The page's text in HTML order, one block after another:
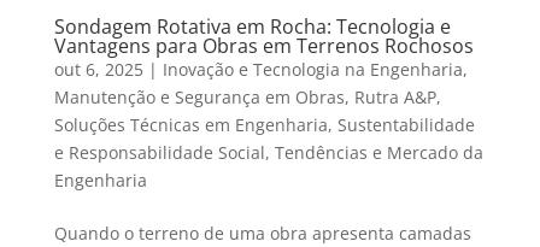
Sondagem Rotativa em Rocha: Tecnologia e
Vantagens para Obras em Terrenos Rochosos
out 6, 2025| Inovação e Tecnologia na Engenharia,
Manutenção e Segurança em Obras, Rutra A&P,
Soluções Técnicas em Engenharia, Sustentabilidade
e Responsabilidade Social, Tendências e Mercado da
Engenharia
Quando o terreno de uma obra apresenta camadas